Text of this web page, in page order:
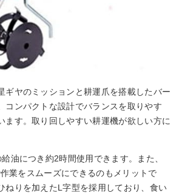
ギヤのミッションと耕運爪を搭載したバー
コンパクトな設計でバランスを取りやす
ます。取り回しやすい耕運機が欲しい方に
油につき約2時間使用できます。また、
業をスムーズにできるのもメリットで
ねりを加えたL字型を採用しており、食い